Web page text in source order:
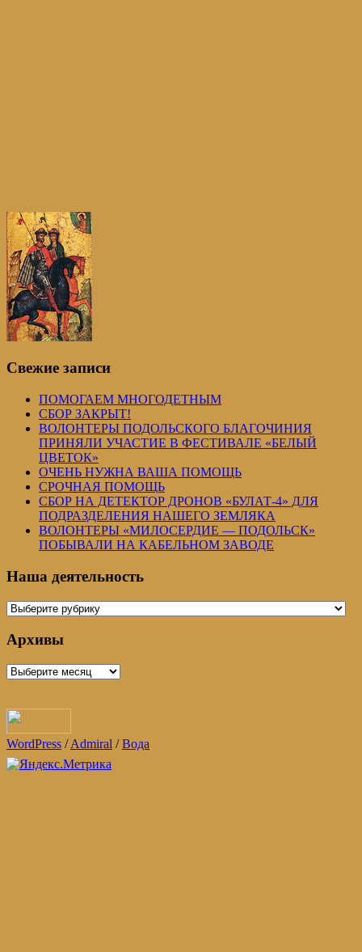
Свежие записи
ПОМОГАЕМ МНОГОДЕТНЫМ
СБОР ЗАКРЫТ!
ВОЛОНТЕРЫ ПОДОЛЬСКОГО БЛАГОЧИНИЯ
ПРИНЯЛИ УЧАСТИЕ В ФЕСТИВАЛЕ «БЕЛЫЙ
ЦВЕТОК»
ОЧЕНЬ НУЖНА ВАША ПОМОЩЬ
СРОЧНАЯ ПОМОЩЬ
СБОР НА ДЕТЕКТОР ДРОНОВ «БУЛАТ-4» ДЛЯ
ПОДРАЗДЕЛЕНИЯ НАШЕГО ЗЕМЛЯКА
ВОЛОНТЕРЫ «МИЛОСЕРДИЕ — ПОДОЛЬСК»
ПОБЫВАЛИ НА КАБЕЛЬНОМ ЗАВОДЕ
Наша деятельность
Наша
Архивы
Архивы
WordPress /Admiral /Вода